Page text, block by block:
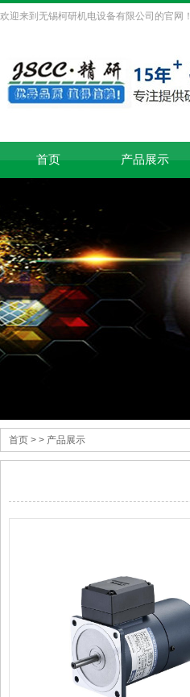
欢迎来到无锡柯研机电设备有限公司的官网！
首页 产品展示
首页 > > 产品展示